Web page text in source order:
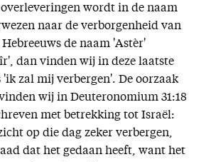
overleveringen wordt in de naam
naar de verborgenheid van
de naam 'Astèr'
dan vinden wij in deze laatste
'ik zal mij verbergen'. De oorzaak
wij in Deuteronomium 31:18
met betrekking tot Israël:
op die dag zeker verbergen,
dat het gedaan heeft, want het